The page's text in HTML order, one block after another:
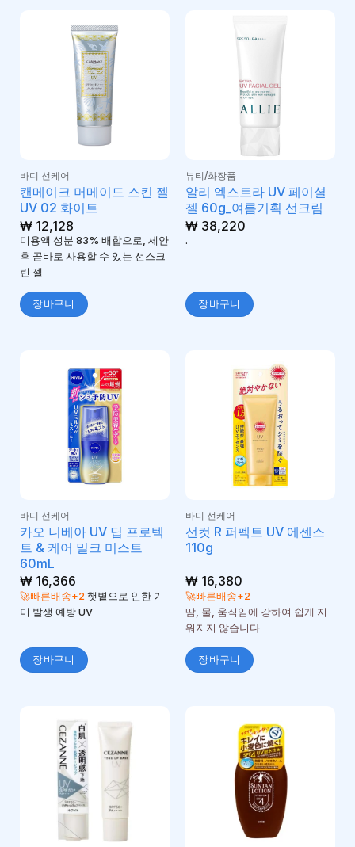
바디 선케어
캔메이크 머메이드 스킨 젤
UV 02 화이트
₩12,128
미용액 성분 83% 배합으로, 세안
후 곧바로 사용할 수 있는 선스크
린 젤
장바구니
뷰티/화장품
알리 엑스트라 UV 페이셜
젤 60g_여름기획 선크림
₩38,220
.
장바구니
바디 선케어
카오 니베아 UV 딥 프로텍
트 & 케어 밀크 미스트
60mL
₩16,366
🚀빠른배송+2 햇볕으로 인한 기
미 발생 예방 UV
장바구니
바디 선케어
선컷 R 퍼펙트 UV 에센스
110g
₩16,380
🚀빠른배송+2
땀, 물, 움직임에 강하여 쉽게 지
워지지 않습니다
장바구니